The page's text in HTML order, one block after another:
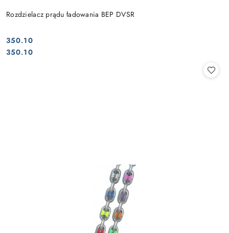
Rozdzielacz prądu ładowania BEP DVSR
Cena:
350.10
Cena:
350.10